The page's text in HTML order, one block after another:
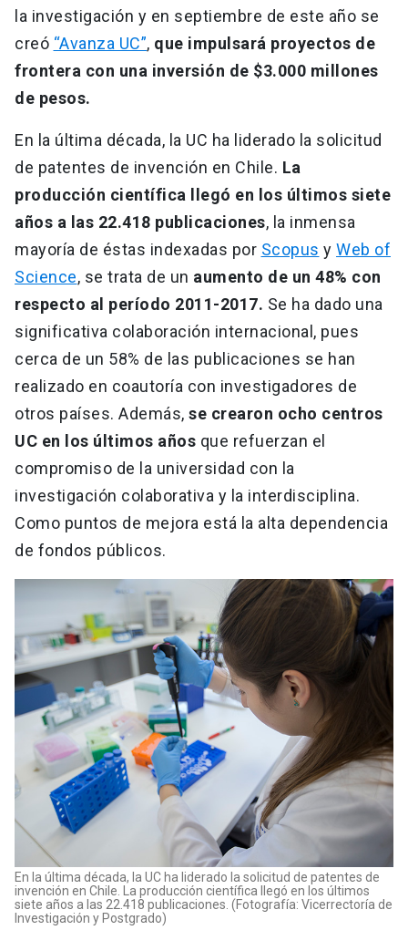
la investigación y en septiembre de este año se
creó “Avanza UC”, que impulsará proyectos de
frontera con una inversión de $3.000 millones
de pesos.
En la última década, la UC ha liderado la solicitud
de patentes de invención en Chile. La
producción científica llegó en los últimos siete
años a las 22.418 publicaciones, la inmensa
mayoría de éstas indexadas por Scopus y Web of
Science, se trata de un aumento de un 48% con
respecto al período 2011-2017. Se ha dado una
significativa colaboración internacional, pues
cerca de un 58% de las publicaciones se han
realizado en coautoría con investigadores de
otros países. Además, se crearon ocho centros
UC en los últimos años que refuerzan el
compromiso de la universidad con la
investigación colaborativa y la interdisciplina.
Como puntos de mejora está la alta dependencia
de fondos públicos.
En la última década, la UC ha liderado la solicitud de patentes de
invención en Chile. La producción científica llegó en los últimos
siete años a las 22.418 publicaciones. (Fotografía: Vicerrectoría de
Investigación y Postgrado)